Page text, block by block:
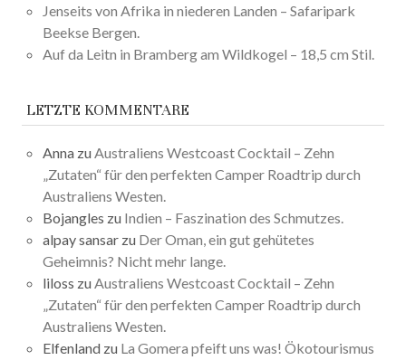
Jenseits von Afrika in niederen Landen – Safaripark
Beekse Bergen.
Auf da Leitn in Bramberg am Wildkogel – 18,5 cm Stil.
LETZTE KOMMENTARE
Anna zuAustraliens Westcoast Cocktail – Zehn
„Zutaten“ für den perfekten Camper Roadtrip durch
Australiens Westen.
Bojangles zu Indien – Faszination des Schmutzes.
alpay sansar zu Der Oman, ein gut gehütetes
Geheimnis? Nicht mehr lange.
liloss zuAustraliens Westcoast Cocktail – Zehn
„Zutaten“ für den perfekten Camper Roadtrip durch
Australiens Westen.
Elfenland zu La Gomera pfeift uns was! Ökotourismus